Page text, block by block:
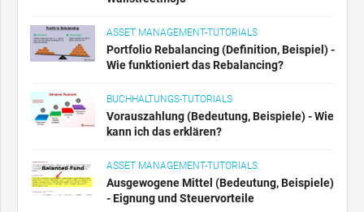
ASSET MANAGEMENT-TUTORIALS
Portfolio Rebalancing (Definition, Beispiel) -
Wie funktioniert das Rebalancing?
BUCHHALTUNGS-TUTORIALS
Vorauszahlung (Bedeutung, Beispiele) - Wie
kann ich das erklären?
ASSET MANAGEMENT-TUTORIALS
Ausgewogene Mittel (Bedeutung, Beispiele)
- Eignung und Steuervorteile